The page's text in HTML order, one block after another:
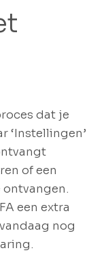
dat je
‘Instellingen’
of een
een extra
nog